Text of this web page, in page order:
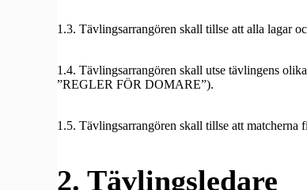
1.3. Tävlingsarrangören skall tillse att alla lagar
1.4. Tävlingsarrangören skall utse tävlingens
”REGLER FÖR DOMARE”).
1.5. Tävlingsarrangören skall tillse att matcherna
2. Tävlingsledare